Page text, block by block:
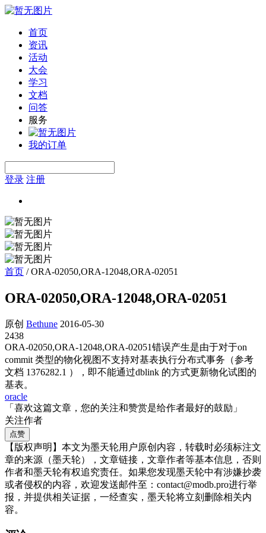
首页
资讯
活动
大会
学习
文档
问答
服务
我的订单
登录 注册
首页 /ORA-02050,ORA-12048,ORA-02051
ORA-02050,ORA-12048,ORA-02051
原创 Bethune 2016-05-30
2438
ORA-02050,ORA-12048,ORA-02051错误产生是由于对于on
commit 类型的物化视图不支持对基表执行分布式事务（参考
文档 1376282.1 ），即不能通过dblink 的方式更新物化试图的
基表。
oracle
「喜欢这篇文章，您的关注和赞赏是给作者最好的鼓励」
关注作者
点赞
【版权声明】本文为墨天轮用户原创内容，转载时必须标注文
章的来源（墨天轮），文章链接，文章作者等基本信息，否则
作者和墨天轮有权追究责任。如果您发现墨天轮中有涉嫌抄袭
或者侵权的内容，欢迎发送邮件至：contact@modb.pro进行举
报，并提供相关证据，一经查实，墨天轮将立刻删除相关内
容。